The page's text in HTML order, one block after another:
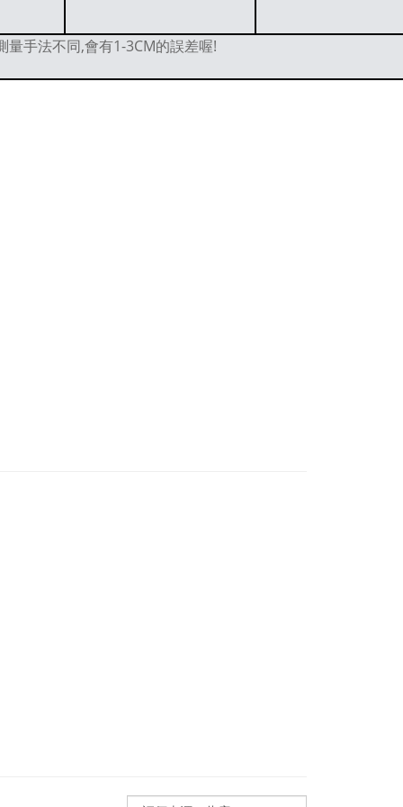
手法不同,會有1-3CM的誤差喔!